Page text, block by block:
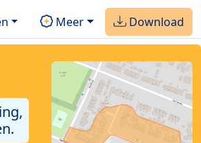
Meer Download